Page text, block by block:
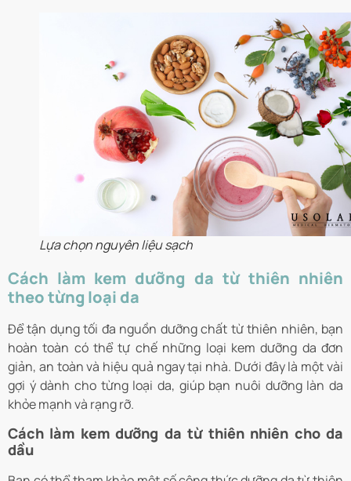
Lựa chọn nguyên liệu sạch
Cách làm kem dưỡng da từ thiên nhiên
theo từng loại da
Để tận dụng tối đa nguồn dưỡng chất từ thiên nhiên, bạn
hoàn toàn có thể tự chế những loại kem dưỡng da đơn
giản, an toàn và hiệu quả ngay tại nhà. Dưới đây là một vài
gợi ý dành cho từng loại da, giúp bạn nuôi dưỡng làn da
khỏe mạnh và rạng rỡ.
Cách làm kem dưỡng da từ thiên nhiên cho da
dầu